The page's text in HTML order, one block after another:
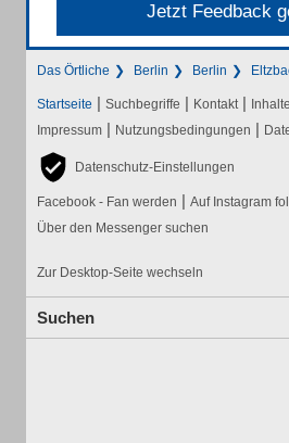
Jetzt Feedback
Das Örtliche Berlin Berlin
Startseite | Suchbegriffe | Kontakt |
Impressum | Nutzungsbedingungen |
Datenschutz-Einstellungen
Facebook - Fan werden | Auf Instagram
Über den Messenger suchen
Zur Desktop-Seite wechseln
Suchen